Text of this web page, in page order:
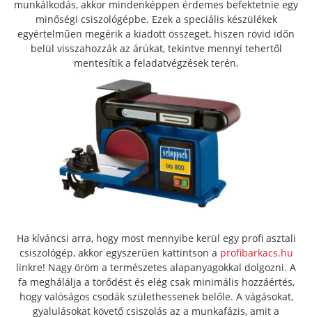
munkálkodás, akkor mindenképpen érdemes befektetnie egy
minőségi csiszológépbe. Ezek a speciális készülékek
egyértelműen megérik a kiadott összeget, hiszen rövid időn
belül visszahozzák az árúkat, tekintve mennyi tehertől
mentesítik a feladatvégzések terén.
Ha kíváncsi arra, hogy most mennyibe kerül egy profi asztali
csiszológép, akkor egyszerűen kattintson a profibarkacs.hu
linkre! Nagy öröm a természetes alapanyagokkal dolgozni. A
fa meghálálja a törődést és elég csak minimális hozzáértés,
hogy valóságos csodák születhessenek belőle. A vágásokat,
gyalulásokat követő csiszolás az a munkafázis, amit a